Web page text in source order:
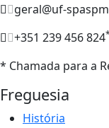
geral@uf-
+351 239 456 824*
* Chamada para a
Freguesia
História